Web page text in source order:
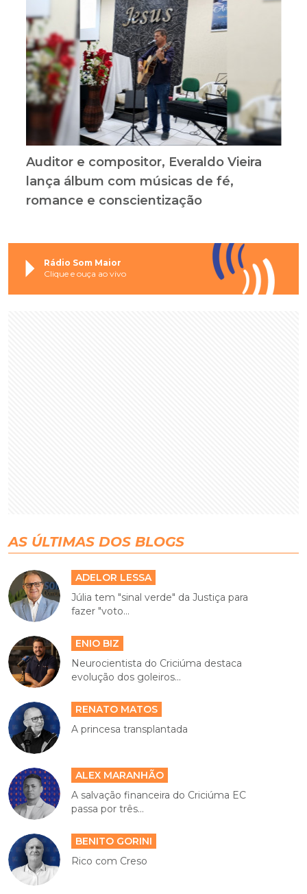
Auditor e compositor, Everaldo Vieira
lança álbum com músicas de fé,
romance e conscientização
Rádio Som Maior
Clique e ouça ao vivo
AS ÚLTIMAS DOS BLOGS
ADELOR LESSA
Júlia tem "sinal verde" da Justiça para
fazer "voto...
ENIO BIZ
Neurocientista do Criciúma destaca
evolução dos goleiros...
RENATO MATOS
A princesa transplantada
ALEX MARANHÃO
A salvação financeira do Criciúma EC
passa por três...
BENITO GORINI
Rico com Creso